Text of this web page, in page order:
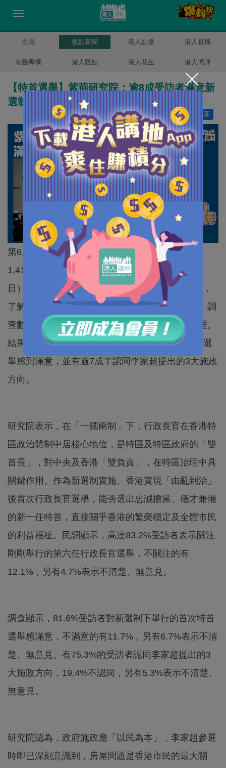
主頁 焦點新聞 港人點播 港人直播
有聲專欄 港人觀點 港人花生 港人博評
【特首選舉】紫荊研究院：逾8成受訪者滿意新
選制下首次行政長官選舉
分享
讚好 11
第6屆行政長官選舉周日（8日）舉行，李家超以
1,416票當選。紫荊研究院於當日下午至周三（11
日）期間，以電話隨機抽樣成功訪問1,072名市民，
了解受訪者對是次行政長官選舉有關情況的看法，調
查數據按政府統計處性別及年齡人口分布加權處理。
結果顯示，有逾8成對新選舉制度下首次行政長官選
舉感到滿意，並有逾7成半認同李家超提出的3大施政
方向。
研究院表示，在「一國兩制」下，行政長官在香港特
區政治體制中居核心地位，是特區及特區政府的「雙
首長」，對中央及香港「雙負責」，在特區治理中具
關鍵作用。作為新選制實施、香港實現「由亂到治」
後首次行政長官選舉，能否選出忠誠擔當、德才兼備
的新一任特首，直接關乎香港的繁榮穩定及全體市民
的利益福祉。民調顯示，高達83.2%受訪者表示關注
剛剛舉行的第六任行政長官選舉，不關注的有
12.1%，另有4.7%表示不清楚、無意見。
調查顯示，81.6%受訪者對新選制下舉行的首次特首
選舉感滿意，不滿意的有11.7%，另有6.7%表示不清
楚、無意見。有75.3%的受訪者認同李家超提出的3
大施政方向，19.4%不認同，另有5.3%表示不清楚、
無意見。
研究院認為，政府施政應「以民為本」，李家超參選
時即已深刻意識到，房屋問題是香港市民的最大關